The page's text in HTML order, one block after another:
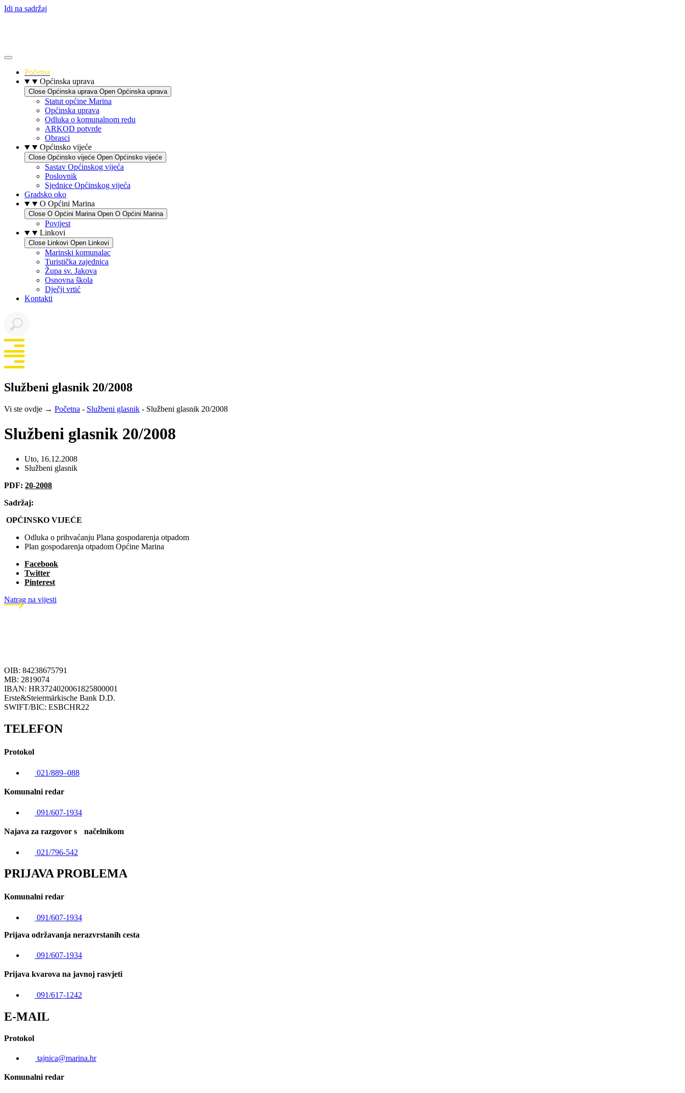
Idi na sadržaj
Početna
Općinska uprava
Close Općinska uprava Open Općinska uprava
Statut općine Marina
Općinska uprava
Odluka o komunalnom redu
ARKOD potvrde
Obrasci
Općinsko vijeće
Close Općinsko vijeće Open Općinsko vijeće
Sastav Općinskog vijeća
Poslovnik
Sjednice Općinskog vijeća
Gradsko oko
O Općini Marina
Close O Općini Marina Open O Općini Marina
Povijest
Linkovi
Close Linkovi Open Linkovi
Marinski komunalac
Turistička zajednica
Župa sv. Jakova
Osnovna škola
Dječji vrtić
Kontakti
Službeni glasnik 20/2008
Vi ste ovdje → Početna - Službeni glasnik - Službeni glasnik 20/2008
Službeni glasnik 20/2008
Uto, 16.12.2008
Službeni glasnik
PDF: 20-2008
Sadržaj:
OPĆINSKO VIJEĆE
Odluka o prihvaćanju Plana gospodarenja otpadom
Plan gospodarenja otpadom Općine Marina
Facebook
Twitter
Pinterest
Natrag na vijesti
OIB: 84238675791
MB: 2819074
IBAN: HR3724020061825800001
Erste&Steiermärkische Bank D.D.
SWIFT/BIC: ESBCHR22
TELEFON
Protokol
021/889–088
Komunalni redar
091/607-1934
Najava za razgovor s načelnikom
021/796-542
PRIJAVA PROBLEMA
Komunalni redar
091/607-1934
Prijava održavanja nerazvrstanih cesta
091/607-1934
Prijava kvarova na javnoj rasvjeti
091/617-1242
E-MAIL
Protokol
tajnica@marina.hr
Komunalni redar